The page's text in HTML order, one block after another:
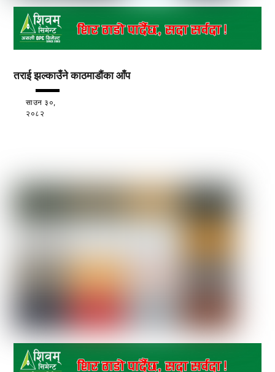
तराई झल्काउँने काठमाडौंका आँप
साउन ३०,
२०८२